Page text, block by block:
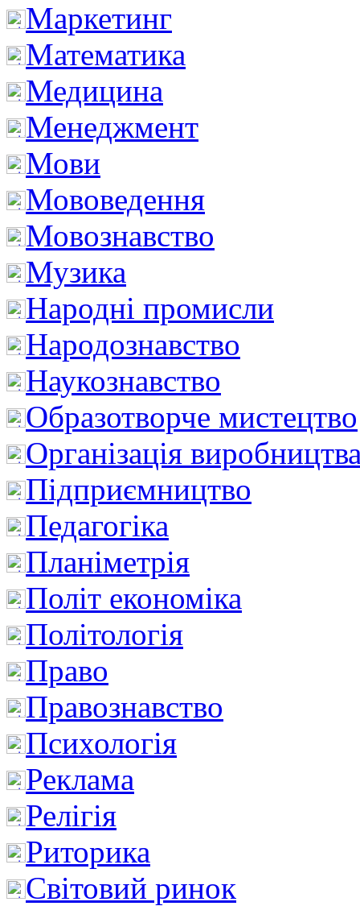
Маркетинг
Математика
Медицина
Менеджмент
Мови
Мововедення
Мовознавство
Музика
Народні промисли
Народознавство
Наукознавство
Образотворче мистецтво
Організація
Підприємництво
Педагогіка
Планіметрія
Політ економіка
Політологія
Право
Правознавство
Психологія
Реклама
Релігія
Риторика
Світовий ринок